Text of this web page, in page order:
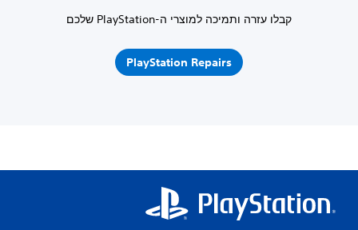
קבלו עזרה ותמיכה למוצרי ה-PlayStation שלכם
PlayStation Repairs